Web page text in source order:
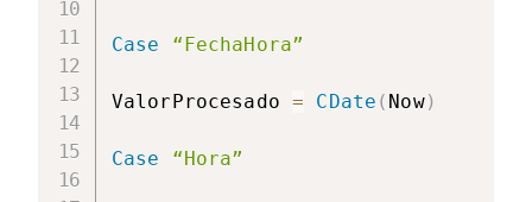
Case “FechaHora”
ValorProcesado = CDate ( Now)
Case “Hora”